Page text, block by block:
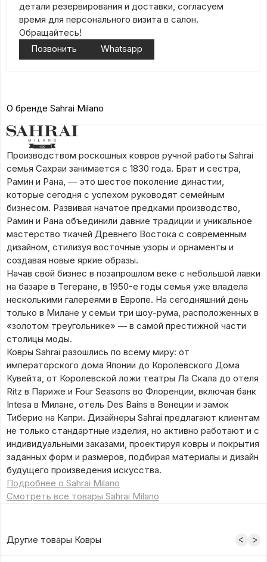
детали резервирования и доставки, согласуем
время для персонального визита в салон.
Обращайтесь!
Позвонить
Whatsapp
О бренде Sahrai Milano
Производством роскошных ковров ручной работы Sahrai
семья Сахраи занимается с 1830 года. Брат и сестра,
Рамин и Рана, — это шестое поколение династии,
которые сегодня с успехом руководят семейным
бизнесом. Развивая начатое предками производство,
Рамин и Рана объединили давние традиции и уникальное
мастерство ткачей Древнего Востока с современным
дизайном, стилизуя восточные узоры и орнаменты и
создавая новые яркие образы.
Начав свой бизнес в позапрошлом веке с небольшой лавки
на базаре в Тегеране, в 1950-е годы семья уже владела
несколькими галереями в Европе. На сегодняшний день
только в Милане у семьи три шоу-рума, расположенных в
«золотом треугольнике» — в самой престижной части
столицы моды.
Ковры Sahrai разошлись по всему миру: от
императорского дома Японии до Королевского Дома
Кувейта, от Королевской ложи театры Ла Скала до отеля
Ritz в Париже и Four Seasons во Флоренции, включая банк
Intesa в Милане, отель Des Bains в Венеции и замок
Тиберио на Капри. Дизайнеры Sahrai предлагают клиентам
не только стандартные изделия, но активно работают и с
индивидуальными заказами, проектируя ковры и покрытия
заданных форм и размеров, подбирая материалы и дизайн
будущего произведения искусства.
Подробнее о Sahrai Milano
Смотреть все товары Sahrai Milano
Другие товары Ковры